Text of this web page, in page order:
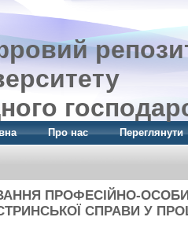
Про нас Переглянути
ПРОФЕСІЙНО-
СПРАВИ У